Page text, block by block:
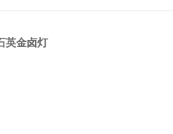
英金卤灯